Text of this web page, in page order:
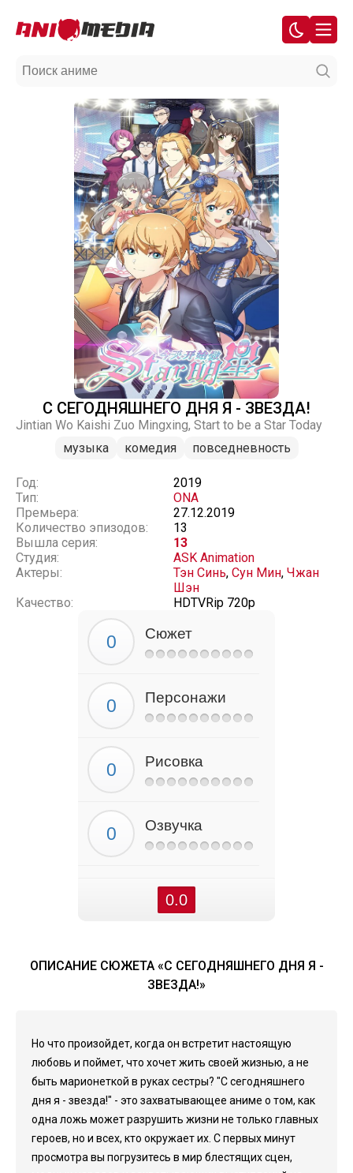
С СЕГОДНЯШНЕГО ДНЯ Я - ЗВЕЗДА!
Jintian Wo Kaishi Zuo Mingxing, Start to be a Star Today
музыка
комедия повседневность
Год:
2019
Тип:
ONA
Премьера:
27.12.2019
Количество эпизодов:
13
Вышла серия:
13
Студия:
ASK Animation
Актеры:
Тэн Синь, Сун Мин, Чжан
Шэн
Качество:
HDTVRip 720p
Сюжет
Персонажи
Рисовка
Озвучка
0.0
ОПИСАНИЕ СЮЖЕТА «С СЕГОДНЯШНЕГО ДНЯ Я -
ЗВЕЗДА!»
Но что произойдет, когда он встретит настоящую
любовь и поймет, что хочет жить своей жизнью, а не
быть марионеткой в руках сестры? "С сегодняшнего
дня я - звезда!" - это захватывающее аниме о том, как
одна ложь может разрушить жизни не только главных
героев, но и всех, кто окружает их. С первых минут
просмотра вы погрузитесь в мир блестящих сцен,